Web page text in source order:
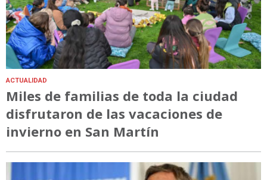
ACTUALIDAD
Miles de familias de toda la ciudad
disfrutaron de las vacaciones de
invierno en San Martín